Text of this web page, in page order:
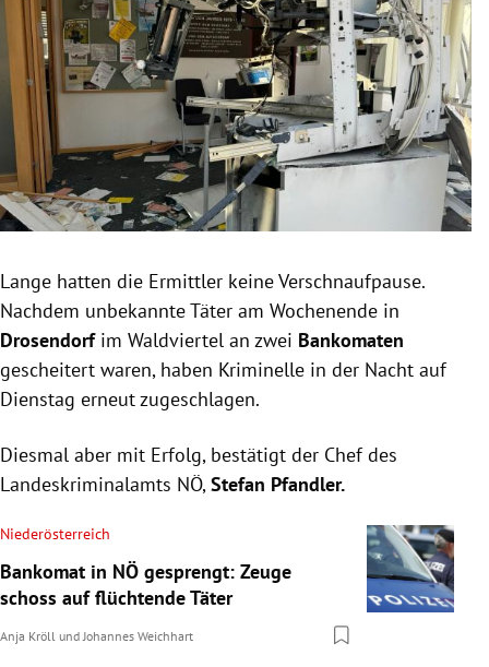
Untermenü
Untermenü
Untermenü
Untermenü
Untermenü
Untermenü
Lange hatten die Ermittler keine Verschnaufpause.
Nachdem unbekannte Täter am Wochenende in
Drosendorf im Waldviertel an zwei Bankomaten
gescheitert waren, haben Kriminelle in der Nacht auf
Dienstag erneut zugeschlagen.
Diesmal aber mit Erfolg, bestätigt der Chef des
Landeskriminalamts NÖ,Stefan Pfandler.
Niederösterreich
Bankomat in NÖ gesprengt: Zeuge
schoss auf flüchtende Täter
Anja Kröll und Johannes Weichhart